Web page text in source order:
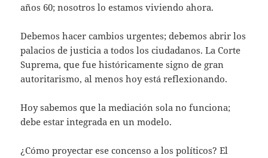
años 60; nosotros lo estamos viviendo ahora.
Debemos hacer cambios urgentes; debemos abrir los
palacios de justicia a todos los ciudadanos. La Corte
Suprema, que fue históricamente signo de gran
autoritarismo, al menos hoy está reflexionando.
Hoy sabemos que la mediación sola no funciona;
debe estar integrada en un modelo.
¿Cómo proyectar ese concenso a los políticos? El